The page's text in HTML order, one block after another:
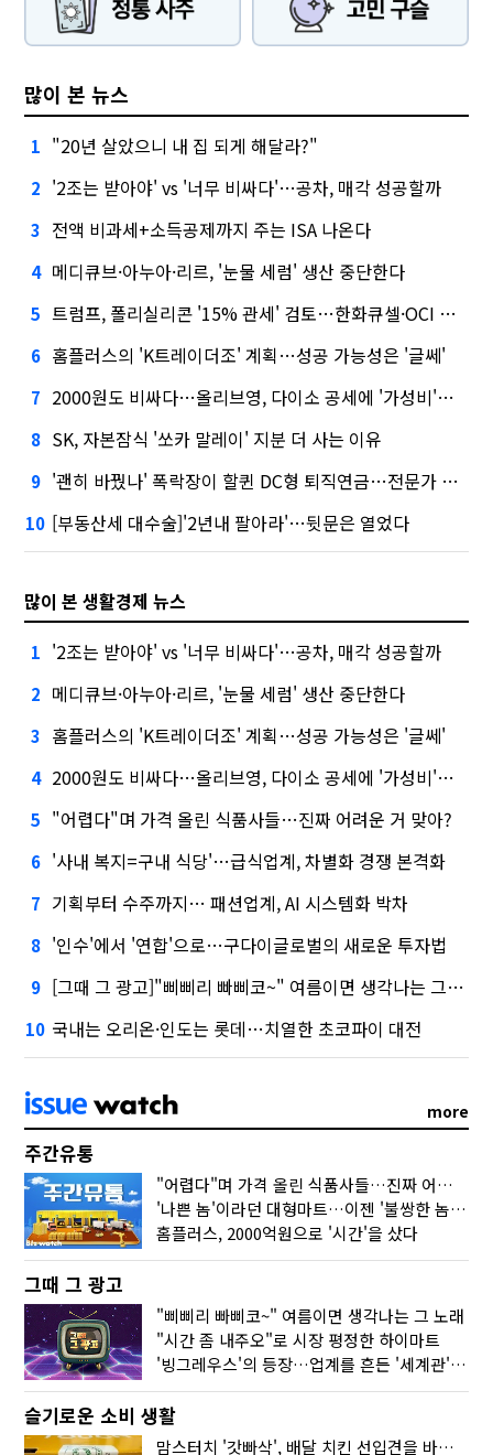
많이 본 뉴스
1 "20년 살았으니 내 집 되게 해달라?"
2 '2조는 받아야' vs '너무 비싸다'…공차, 매각 성공할까
3 전액 비과세+소득공제까지 주는 ISA 나온다
4 메디큐브·아누아·리르, '눈물 세럼' 생산 중단한다
5 트럼프, 폴리실리콘 '15% 관세' 검토…한화큐셀·OCI 영향은?
6 홈플러스의 'K트레이더조' 계획…성공 가능성은 '글쎄'
7 2000원도 비싸다…올리브영, 다이소 공세에 '가성비'로 맞불
8 SK, 자본잠식 '쏘카 말레이' 지분 더 사는 이유
9 '괜히 바꿨나' 폭락장이 할퀸 DC형 퇴직연금…전문가 조언은
10 [부동산세 대수술]'2년내 팔아라'…뒷문은 열었다
많이 본 생활경제 뉴스
1 '2조는 받아야' vs '너무 비싸다'…공차, 매각 성공할까
2 메디큐브·아누아·리르, '눈물 세럼' 생산 중단한다
3 홈플러스의 'K트레이더조' 계획…성공 가능성은 '글쎄'
4 2000원도 비싸다…올리브영, 다이소 공세에 '가성비'로 맞불
5 "어렵다"며 가격 올린 식품사들…진짜 어려운 거 맞아?
6 '사내 복지=구내 식당'…급식업계, 차별화 경쟁 본격화
7 기획부터 수주까지… 패션업계, AI 시스템화 박차
8 '인수'에서 '연합'으로…구다이글로벌의 새로운 투자법
9 [그때 그 광고]"삐삐리 빠삐코~" 여름이면 생각나는 그 노래
10 국내는 오리온·인도는 롯데…치열한 초코파이 대전
more
주간유통
"어렵다"며 가격 올린 식품사들…진짜 어려운 거 맞아?
'나쁜 놈'이라던 대형마트…이젠 '불쌍한 놈' 됐다
홈플러스, 2000억원으로 '시간'을 샀다
그때 그 광고
"삐삐리 빠삐코~" 여름이면 생각나는 그 노래
"시간 좀 내주오"로 시장 평정한 하이마트
'빙그레우스'의 등장…업계를 흔든 '세계관' 마케팅
슬기로운 소비 생활
맘스터치 '갓빠삭', 배달 치킨 선입견을 바꿨다